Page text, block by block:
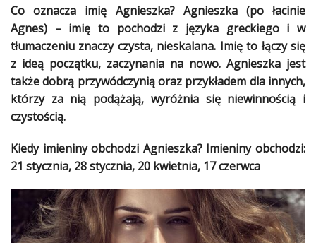
Dziecko
Przepisy
kulinarne
Kobiece
Wyznania
Fitness
Ślub
Wesele
Co oznacza imię Agnieszka? Agnieszka (po łacinie
Agnes) – imię to pochodzi z języka greckiego i w
tłumaczeniu znaczy czysta, nieskalana. Imię to łączy się
z ideą początku, zaczynania na nowo. Agnieszka jest
także dobrą przywódczynią oraz przykładem dla innych,
którzy za nią podążają, wyróżnia się niewinnością i
czystością.
Kiedy imieninyobchodzi Agnieszka? Imieninyobchodzi:
21 stycznia, 28 stycznia, 20 kwietnia, 17 czerwca